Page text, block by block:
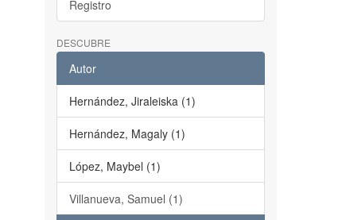
Registro
DESCUBRE
Autor
Hernández, Jiraleiska (1)
Hernández, Magaly (1)
López, Maybel (1)
Villanueva, Samuel (1)